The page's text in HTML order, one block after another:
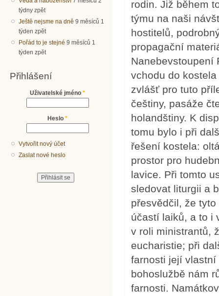
týdny zpět
Ještě nejsme na dně 9 měsíců 1
týden zpět
Pořád to je stejné 9 měsíců 1
týden zpět
Přihlášení
Uživatelské jméno *
Heslo *
Vytvořit nový účet
Zaslat nové heslo
rodin. Již během
týmu na naši
hostitelů,
propagační
Nanebevstoupení
vchodu do
zvlášť pro tuto
češtiny, pasáže
holandštiny. K
tomu bylo i při
řešení kostela:
prostor pro
lavice. Při tomto
sledovat liturgii a
přesvědčil, že
účastí laiků, a to i
v roli ministrantů,
eucharistie; při
farnosti její vlastní
bohoslužbě nám
farnosti.